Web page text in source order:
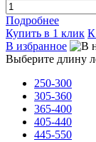
Подробнее
Купить в 1 клик К
В избранное
Выберите длину
250-300
305-360
365-400
405-440
445-550